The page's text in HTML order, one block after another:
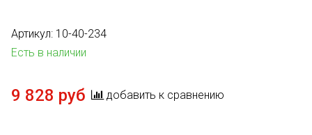
Артикул: 10-40-234
Есть в наличии
9 828 руб добавить к сравнению